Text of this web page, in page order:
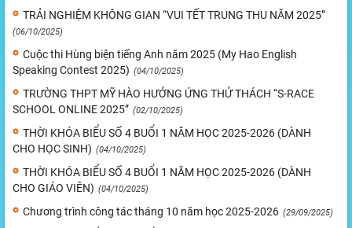
TRẢI NGHIỆM KHÔNG GIAN “VUI TẾT TRUNG THU NĂM 2025”
(06/10/2025)
Cuộc thi Hùng biện tiếng Anh năm 2025 (My Hao English
Speaking Contest 2025) (04/10/2025)
TRƯỜNG THPT MỸ HÀO HƯỞNG ỨNG THỬ THÁCH “S-RACE
SCHOOL ONLINE 2025” (02/10/2025)
THỜI KHÓA BIỂU SỐ 4 BUỔI 1 NĂM HỌC 2025-2026 (DÀNH
CHO HỌC SINH) (04/10/2025)
THỜI KHÓA BIỂU SỐ 4 BUỔI 1 NĂM HỌC 2025-2026 (DÀNH
CHO GIÁO VIÊN) (04/10/2025)
Chương trình công tác tháng 10 năm học 2025-2026 (29/09/2025)